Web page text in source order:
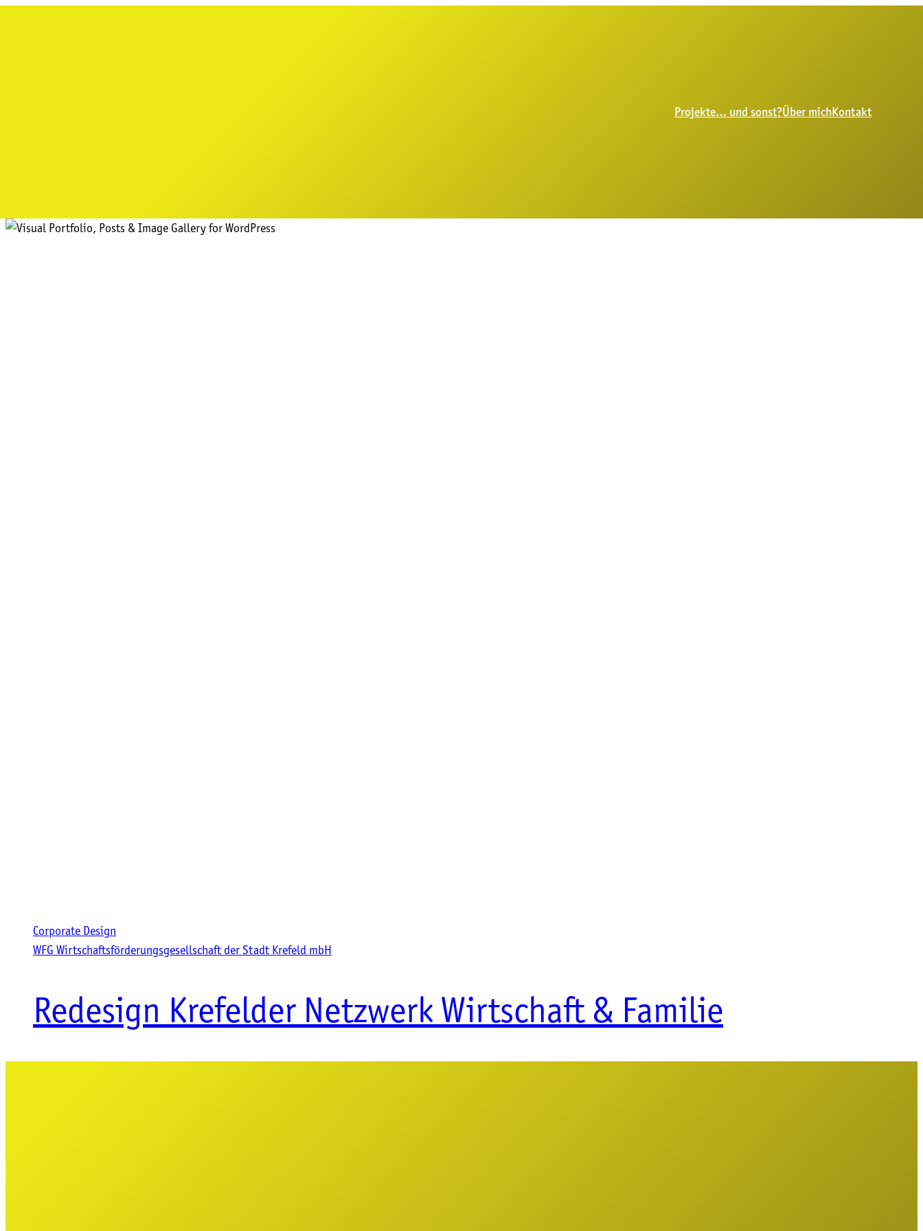
Projekte… und sonst?Über michKontakt
Corporate Design
WFG Wirtschaftsförderungsgesellschaft der Stadt Krefeld mbH
Redesign Krefelder Netzwerk Wirtschaft & Familie